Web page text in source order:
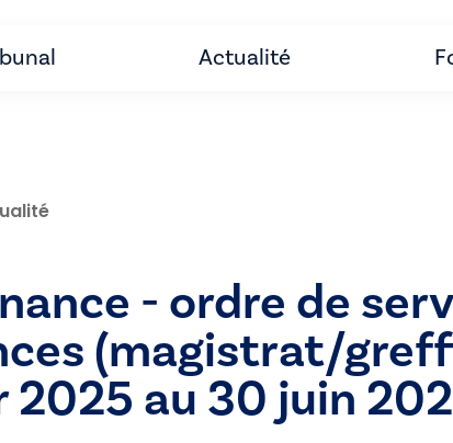
Actualité
- ordre de
(magistrat/
2025 au 30 juin